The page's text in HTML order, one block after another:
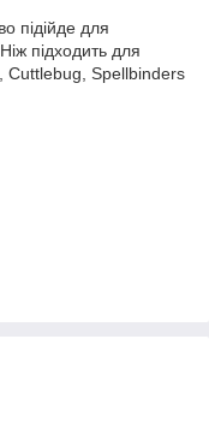
підійде для
підходить для
Cuttlebug, Spellbinders